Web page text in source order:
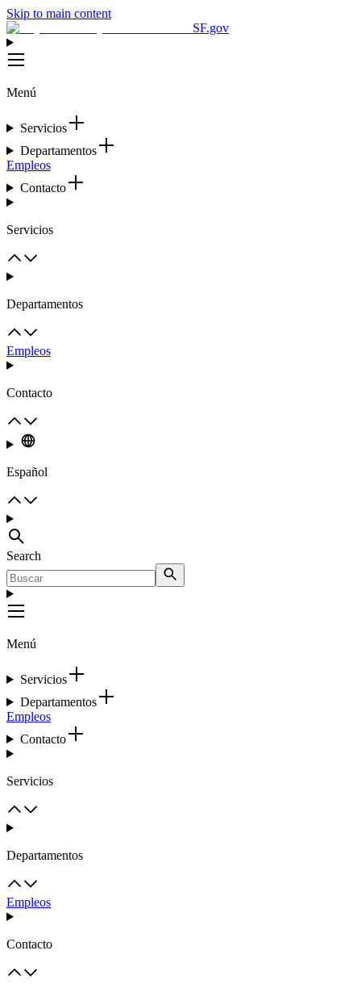
Skip to main content
SF.gov
Menú
Servicios
Departamentos
Empleos
Contacto
Servicios
Departamentos
Empleos
Contacto
Español
Search
Menú
Servicios
Departamentos
Empleos
Contacto
Servicios
Departamentos
Empleos
Contacto